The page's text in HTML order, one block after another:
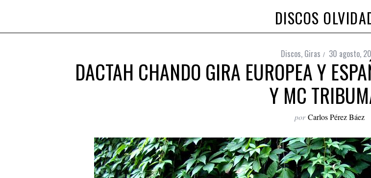
DISCOS
Discos, Giras 30 agosto,
DACTAH CHANDO GIRA EUROPEA Y
Y MC
por Carlos Pérez Báez